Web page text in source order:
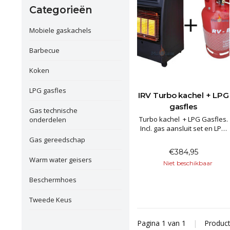
Categorieën
Mobiele gaskachels
Barbecue
Koken
LPG gasfles
Gas technische
onderdelen
Gas gereedschap
Warm water geisers
Beschermhoes
Tweede Keus
IRV Turbo kachel + LPG
gasfles
Turbo kachel + LPG Gasfles.
Incl. gas aansluit set en LPG
vullen bij het tankstation.
Garantie: 2 Jaar.
€384,95
Niet beschikbaar
Pagina 1 van 1 |